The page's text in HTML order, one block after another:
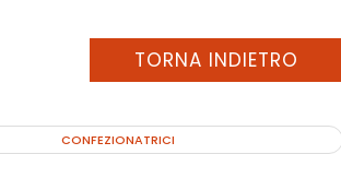
TORNA INDIETRO
CONFEZIONATRICI